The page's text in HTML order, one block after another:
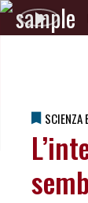
SCIENZA